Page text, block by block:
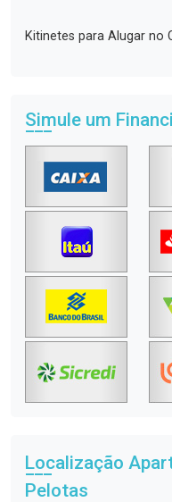
Kitinetes para Alugar no
Simule um
Localização
Pelotas